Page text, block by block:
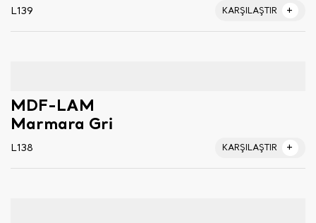
L139 KARŞILAŞTIR
MDF-LAM
Marmara Gri
L138 KARŞILAŞTIR